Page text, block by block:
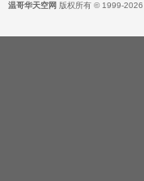
温哥华天空网 版权所有 © 1999-2026